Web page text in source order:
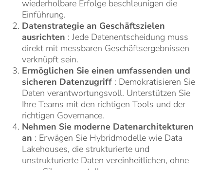
wiederholbare Erfolge beschleunigen die
Einführung.
Datenstrategie an Geschäftszielen
ausrichten : Jede Datenentscheidung muss
direkt mit messbaren Geschäftsergebnissen
verknüpft sein.
Ermöglichen Sie einen umfassenden und
sicheren Datenzugriff : Demokratisieren Sie
Daten verantwortungsvoll. Unterstützen Sie
Ihre Teams mit den richtigen Tools und der
richtigen Governance.
Nehmen Sie moderne Datenarchitekturen
an : Erwägen Sie Hybridmodelle wie Data
Lakehouses, die strukturierte und
unstrukturierte Daten vereinheitlichen, ohne